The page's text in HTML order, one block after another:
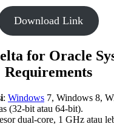
Download Link
for Oracle
Requirements
: Windows 7, Windows 8,
(32-bit atau 64-bit).
dual-core, 1 GHz atau